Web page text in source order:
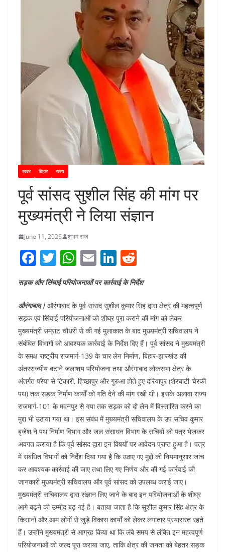
ख़बर बिहार राज्य
पूर्व सांसद सुशील सिंह की मांग पर
मुख्यमंत्री ने लिया संज्ञान
June 11, 2026 शुभम राज
F
a
c
e
b
o
o
k
T
w
itt
er
W
at
s
A
p
p
E
ai
l
Li
n
k
e
dI
n
e
d
di
t
सड़क और सिंचाई परियोजनाओं पर कार्रवाई के निर्देश
औरंगाबाद। औरंगाबाद के पूर्व सांसद सुशील कुमार सिंह द्वारा क्षेत्र की महत्वपूर्ण
सड़क एवं सिंचाई परियोजनाओं को शीघ्र पूरा कराने की मांग को लेकर
मुख्यमंत्री सम्राट चौधरी से की गई मुलाकात के बाद मुख्यमंत्री सचिवालय ने
संबंधित विभागों को आवश्यक कार्रवाई के निर्देश दिए हैं। पूर्व सांसद ने मुख्यमंत्री
के समक्ष राष्ट्रीय राजमार्ग-139 के चार लेन निर्माण, बिहार-झारखंड की
अंतरराज्यीय बटाने जलाशय परियोजना तथा औरंगाबाद लोकसभा क्षेत्र के
अंतर्गत परैया से टिकारी, हिच्छापुर और गुरुआ होते हुए दरियापुर (शेरघाटी-चेरकी
पथ) तक सड़क निर्माण कार्यों को गति देने की मांग रखी थी। इसके अलावा राज्य
राजमार्ग-101 के मदनपुर से गया तक सड़क को दो लेन में विस्तारित करने का
मुद्दा भी उठाया गया था। इस संबंध में मुख्यमंत्री सचिवालय के उप सचिव कुमार
बृजेश ने पथ निर्माण विभाग और जल संसाधन विभाग के सचिवों को पत्र भेजकर
अवगत कराया है कि पूर्व सांसद द्वारा इन विषयों पर आवेदन प्राप्त हुआ है। पत्र
में संबंधित विभागों को निर्देश दिया गया है कि उठाए गए मुद्दों की नियमानुसार जांच
कर आवश्यक कार्रवाई की जाए तथा लिए गए निर्णय और की गई कार्रवाई की
जानकारी मुख्यमंत्री सचिवालय और पूर्व सांसद को उपलब्ध कराई जाए।
मुख्यमंत्री सचिवालय द्वारा संज्ञान लिए जाने के बाद इन परियोजनाओं के शीघ्र
आगे बढ़ने की उम्मीद बढ़ गई है। बताया जाता है कि सुशील कुमार सिंह क्षेत्र के
किसानों और आम लोगों से जुड़े विकास कार्यों को लेकर लगातार प्रयासरत रहते
हैं। उन्होंने मुख्यमंत्री से आग्रह किया था कि लंबे समय से लंबित इन महत्वपूर्ण
परियोजनाओं को जल्द पूरा कराया जाए, ताकि क्षेत्र की जनता को बेहतर सड़क